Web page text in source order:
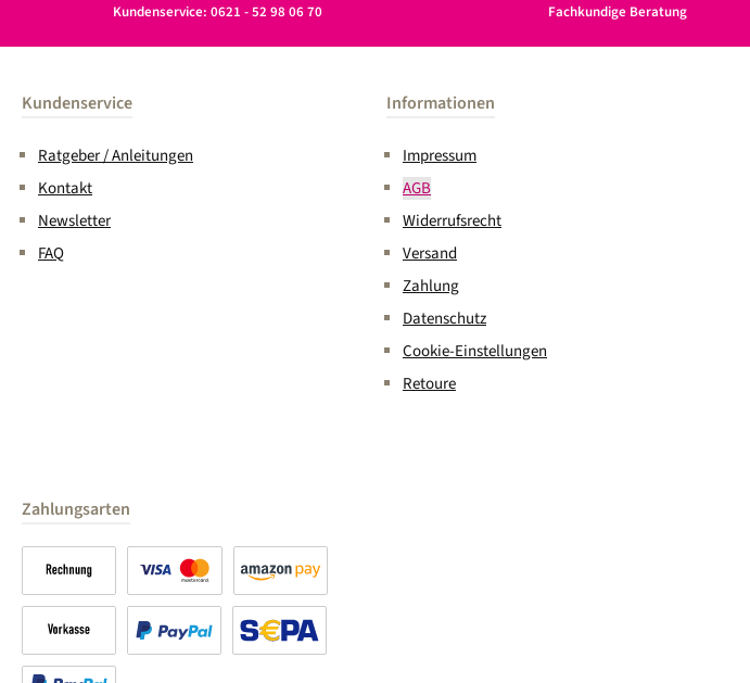
Kundenservice: 0621 - 52 98 06 70 Fachkundige Beratung
Kundenservice
Ratgeber / Anleitungen
Kontakt
Newsletter
FAQ
Informationen
Impressum
AGB
Widerrufsrecht
Versand
Zahlung
Datenschutz
Cookie-Einstellungen
Retoure
Zahlungsarten
Kreditkarte Amazon Pay
Vorkasse
Rechnung